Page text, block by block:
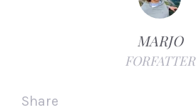
MARJO
FORFATTER
Share